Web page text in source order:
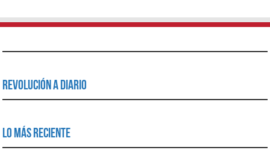
Revolución a Diario
Lo Más Reciente